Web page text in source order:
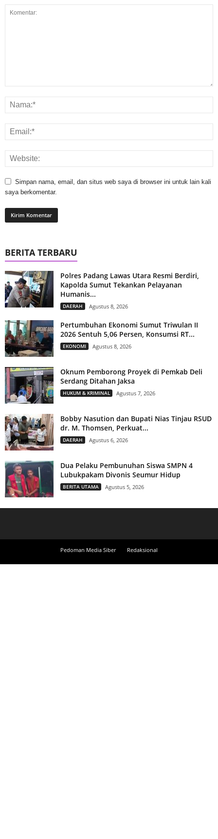
Simpan nama, email, dan situs web saya di browser ini untuk lain kali
saya berkomentar.
BERITA TERBARU
Polres Padang Lawas Utara Resmi Berdiri,
Kapolda Sumut Tekankan Pelayanan
Humanis...
DAERAH Agustus 8, 2026
Pertumbuhan Ekonomi Sumut Triwulan II
2026 Sentuh 5,06 Persen, Konsumsi RT...
EKONOMI Agustus 8, 2026
Oknum Pemborong Proyek di Pemkab Deli
Serdang Ditahan Jaksa
HUKUM & KRIMINAL Agustus 7, 2026
Bobby Nasution dan Bupati Nias Tinjau RSUD
dr. M. Thomsen, Perkuat...
DAERAH Agustus 6, 2026
Dua Pelaku Pembunuhan Siswa SMPN 4
Lubukpakam Divonis Seumur Hidup
BERITA UTAMA Agustus 5, 2026
Pedoman Media Siber Redaksional